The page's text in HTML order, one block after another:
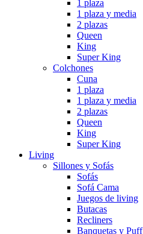
1 plaza
1 plaza y media
2 plazas
Queen
King
Super King
Colchones
Cuna
1 plaza
1 plaza y media
2 plazas
Queen
King
Super King
Living
Sillones y Sofás
Sofás
Sofá Cama
Juegos de living
Butacas
Recliners
Banquetas y Puff